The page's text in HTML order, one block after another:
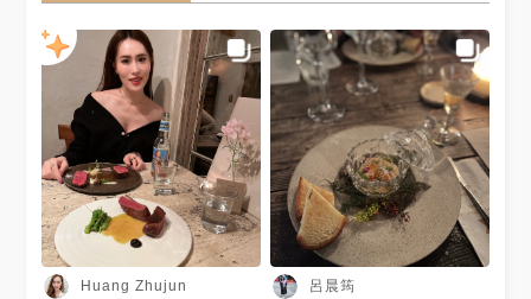
Huang Zhujun 呂晨筠